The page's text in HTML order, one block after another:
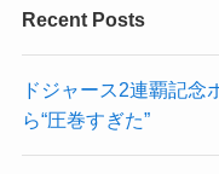
Recent Posts
ドジャース2連覇記念
ら“圧巻すぎた”